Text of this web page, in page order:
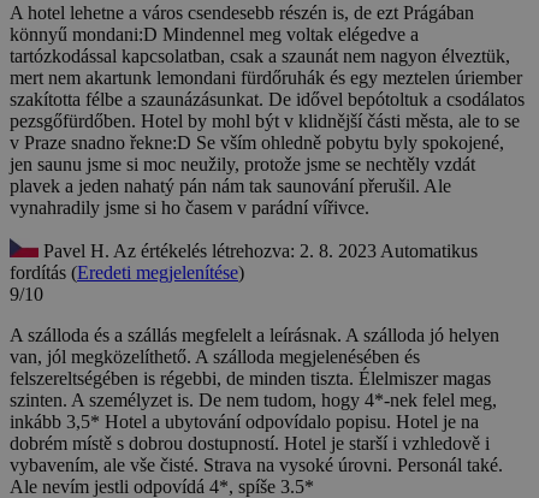
A hotel lehetne a város csendesebb részén is, de ezt Prágában
könnyű mondani:D Mindennel meg voltak elégedve a
tartózkodással kapcsolatban, csak a szaunát nem nagyon élveztük,
mert nem akartunk lemondani fürdőruhák és egy meztelen úriember
szakította félbe a szaunázásunkat. De idővel bepótoltuk a csodálatos
pezsgőfürdőben. Hotel by mohl být v klidnější části města, ale to se
v Praze snadno řekne:D Se vším ohledně pobytu byly spokojené,
jen saunu jsme si moc neužily, protože jsme se nechtěly vzdát
plavek a jeden nahatý pán nám tak saunování přerušil. Ale
vynahradily jsme si ho časem v parádní vířivce.
Pavel H. Az értékelés létrehozva: 2. 8. 2023 Automatikus
fordítás (Eredeti megjelenítése)
9/10
A szálloda és a szállás megfelelt a leírásnak. A szálloda jó helyen
van, jól megközelíthető. A szálloda megjelenésében és
felszereltségében is régebbi, de minden tiszta. Élelmiszer magas
szinten. A személyzet is. De nem tudom, hogy 4*-nek felel meg,
inkább 3,5* Hotel a ubytování odpovídalo popisu. Hotel je na
dobrém místě s dobrou dostupností. Hotel je starší i vzhledově i
vybavením, ale vše čisté. Strava na vysoké úrovni. Personál také.
Ale nevím jestli odpovídá 4*, spíše 3.5*